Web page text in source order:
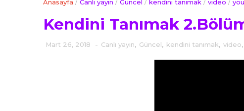
Anasayfa / Canlı yayın / Güncel / kendini tanımak / video /
Kendini Tanımak
Mart 26, 2018 - Canlı yayın, Güncel, kendini tanımak, video,